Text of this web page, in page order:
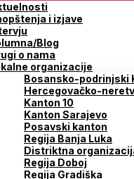
i izjave
Blog
o nama
organizacije
Bosansko-podrinjski
Hercegovačko-
Kanton 10
Kanton Sarajevo
Posavski kanton
Regija Banja Luka
Distriktna
Regija Doboj
Regija Gradiška